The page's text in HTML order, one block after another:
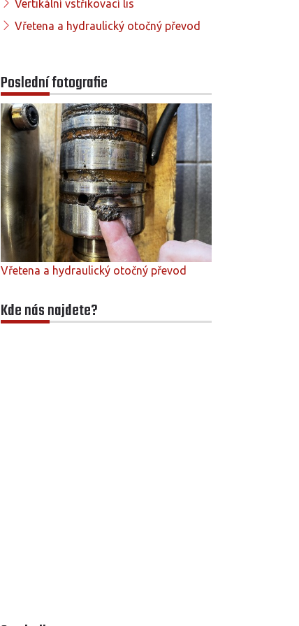
Vertikální vstřikovací lis
Vřetena a hydraulický otočný převod
Poslední fotografie
Vřetena a hydraulický otočný převod
Kde nás najdete?